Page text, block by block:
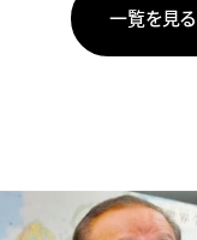
一覧を見る